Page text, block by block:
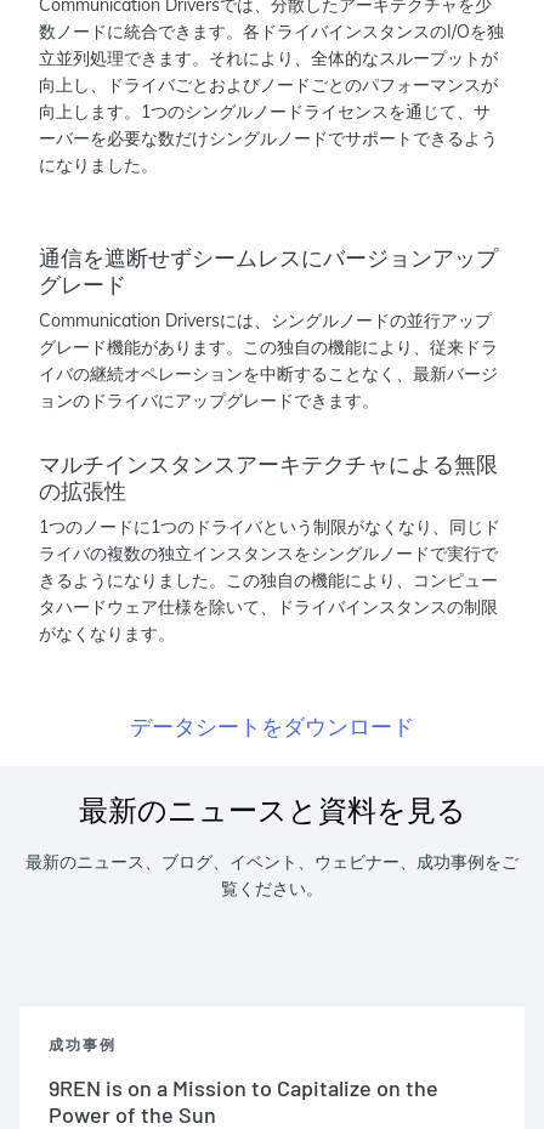
数ノードに統合できます。各ドライバインスタンスのI/Oを独
立並列処理できます。それにより、全体的なスループットが
向上し、ドライバごとおよびノードごとのパフォーマンスが
向上します。1つのシングルノードライセンスを通じて、サ
ーバーを必要な数だけシングルノードでサポートできるよう
になりました。
通信を遮断せずシームレスにバージョンアップ
グレード
Communication Driversには、シングルノードの並行アップ
グレード機能があります。この独自の機能により、従来ドラ
イバの継続オペレーションを中断することなく、最新バージ
ョンのドライバにアップグレードできます。
マルチインスタンスアーキテクチャによる無限
の拡張性
1つのノードに1つのドライバという制限がなくなり、同じド
ライバの複数の独立インスタンスをシングルノードで実行で
きるようになりました。この独自の機能により、コンピュー
タハードウェア仕様を除いて、ドライバインスタンスの制限
がなくなります。
データシートをダウンロード
最新のニュースと資料を見る
最新のニュース、ブログ、イベント、ウェビナー、成功事例をご
覧ください。
成功事例
9REN is on a Mission to Capitalize on the
Power of the Sun